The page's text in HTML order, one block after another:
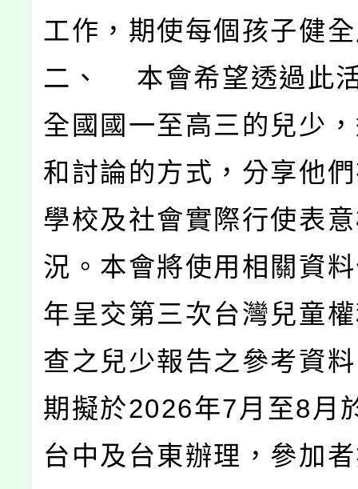
工作，期使每個孩子健
二、 本會希望透過此
全國國一至高三的兒少
和討論的方式，分享他
學校及社會實際行使表
況。本會將使用相關資
年呈交第三次台灣兒童
查之兒少報告之參考資
期擬於2026年7月至8月
台中及台東辦理，參加